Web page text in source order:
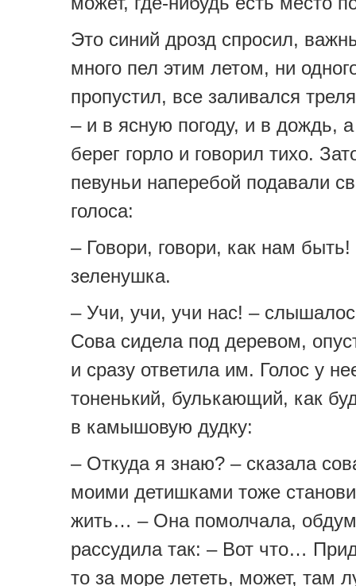
Это синий дрозд спросил,
много пел этим летом, ни
пропустил, все заливался
– и в ясную погоду, и в дождь,
берег горло и говорил тихо.
певуньи наперебой подавали
голоса:
– Говори, говори, как нам
зеленушка.
– Учи, учи, учи нас! –
Сова сидела под деревом,
и сразу ответила им. Голос у
тоненький, булькающий, как
в камышовую дудку:
– Откуда я знаю? – сказала
моими детишками тоже
жить… – Она помолчала,
рассудила так: – Вот что…
то за море лететь, может, там